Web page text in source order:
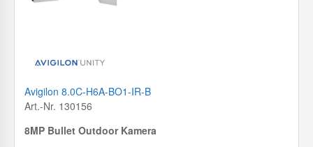
Avigilon 8.0C-H6A-BO1-IR-B
Art.-Nr. 130156
8MP Bullet Outdoor Kamera